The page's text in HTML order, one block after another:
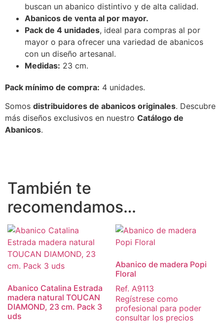
buscan un abanico distintivo y de alta calidad.
Abanicos de venta al por mayor.
Pack de 4 unidades, ideal para compras al por
mayor o para ofrecer una variedad de abanicos
con un diseño artesanal.
Medidas: 23 cm.
Pack mínimo de compra: 4 unidades.
Somos distribuidores de abanicos originales. Descubre
más diseños exclusivos en nuestro Catálogo de
Abanicos.
También te
recomendamos…
Abanico Catalina Estrada
madera natural TOUCAN
DIAMOND, 23 cm. Pack 3
uds
Abanico de madera Popi
Floral
Ref. A9113
Regístrese como
profesional para poder
consultar los precios